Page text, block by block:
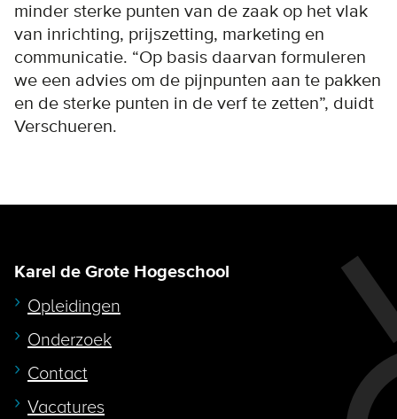
minder sterke punten van de zaak op het vlak
van inrichting, prijszetting, marketing en
communicatie. “Op basis daarvan formuleren
we een advies om de pijnpunten aan te pakken
en de sterke punten in de verf te zetten”, duidt
Verschueren.
Karel de Grote Hogeschool
Opleidingen
Onderzoek
Contact
Vacatures